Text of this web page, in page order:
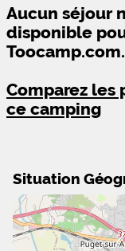
Aucun séjour
disponible
Toocamp.com.
Comparez les
ce camping
Situation